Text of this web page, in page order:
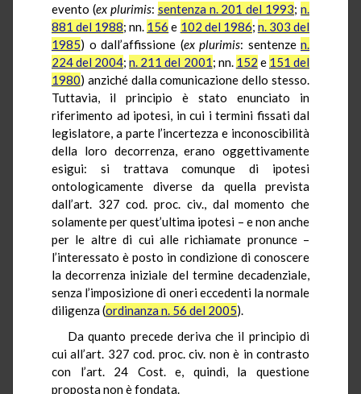
evento (ex plurimis: sentenza n. 201 del 1993; n.
881 del 1988; nn. 156 e 102 del 1986; n. 303 del
1985) o dall’affissione (ex plurimis: sentenze n.
224 del 2004;n. 211 del 2001; nn. 152 e 151 del
1980) anziché dalla comunicazione dello stesso.
Tuttavia, il principio è stato enunciato in
riferimento ad ipotesi, in cui i termini fissati dal
legislatore, a parte l’incertezza e inconoscibilità
della loro decorrenza, erano oggettivamente
esigui: si trattava comunque di ipotesi
ontologicamente diverse da quella prevista
dall’art. 327 cod. proc. civ., dal momento che
solamente per quest’ultima ipotesi – e non anche
per le altre di cui alle richiamate pronunce –
l’interessato è posto in condizione di conoscere
la decorrenza iniziale del termine decadenziale,
senza l’imposizione di oneri eccedenti la normale
diligenza (ordinanza n. 56 del 2005).
Da quanto precede deriva che il principio di
cui all’art. 327 cod. proc. civ. non è in contrasto
con l’art. 24 Cost. e, quindi, la questione
proposta non è fondata.